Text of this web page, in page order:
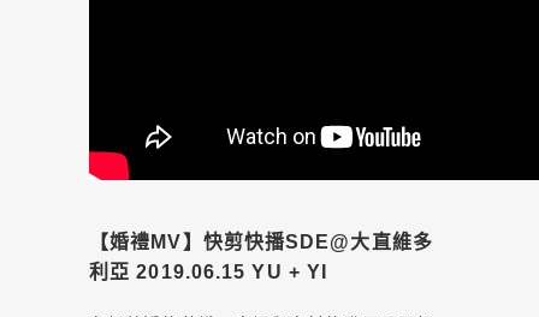
【婚禮MV】快剪快播SDE@大直維多
利亞 2019.06.15 YU + YI